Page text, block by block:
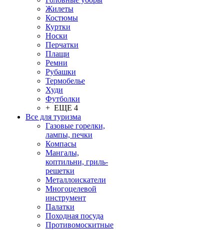
Жилеты
Костюмы
Куртки
Носки
Перчатки
Плащи
Ремни
Рубашки
Термобелье
Худи
Футболки
+ ЕЩЕ 4
Все для туризма
Газовые горелки,
лампы, печки
Компасы
Мангалы,
коптильни, гриль-
решетки
Металлоискатели
Многоцелевой
инструмент
Палатки
Походная посуда
Противомоскитные